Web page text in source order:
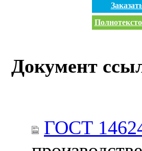
Документ
ГОСТ